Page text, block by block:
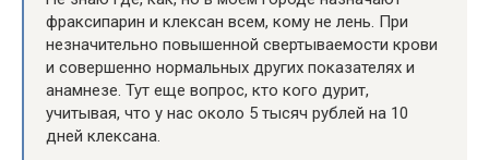
фраксипарин и клексан всем, кому не лень. При
незначительно повышенной свертываемости крови
и совершенно нормальных других показателях и
анамнезе. Тут еще вопрос, кто кого дурит,
учитывая, что у нас около 5 тысяч рублей на 10
дней клексана.